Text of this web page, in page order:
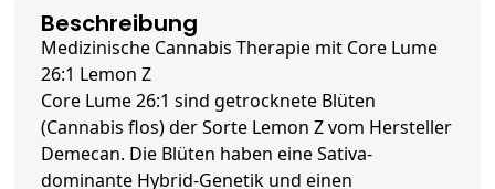
Beschreibung
Medizinische Cannabis Therapie mit Core Lume
26:1 Lemon Z
Core Lume 26:1 sind getrocknete Blüten
(Cannabis flos) der Sorte Lemon Z vom Hersteller
Demecan. Die Blüten haben eine Sativa-
dominante Hybrid-Genetik und einen